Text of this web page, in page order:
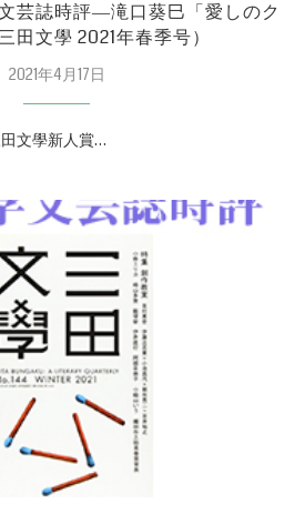
芸誌時評―滝口葵巳「愛しのク
田文學 2021年春季号）
2021年4月17日
文學新人賞…